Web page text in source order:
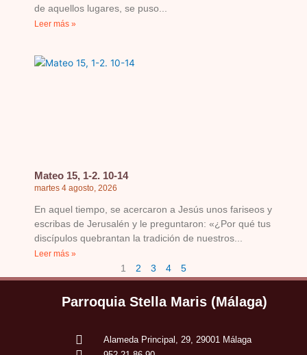
de aquellos lugares, se puso
Leer más »
Mateo 15, 1-2. 10-14
martes 4 agosto, 2026
En aquel tiempo, se acercaron a Jesús unos fariseos y
escribas de Jerusalén y le preguntaron: «¿Por qué tus
discípulos quebrantan la tradición de nuestros
Leer más »
1 2 3 4 5
Parroquia Stella Maris (Málaga)
Alameda Principal, 29, 29001 Málaga